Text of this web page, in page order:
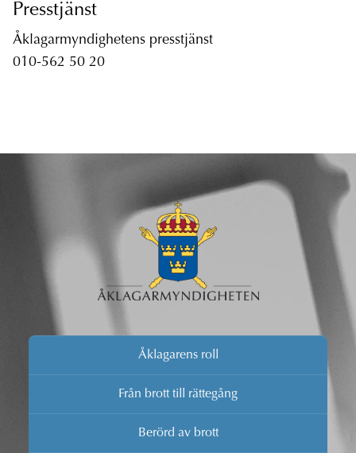
Presstjänst
Åklagarmyndighetens presstjänst
010-562 50 20
Åklagarens roll
Från brott till rättegång
Berörd av brott